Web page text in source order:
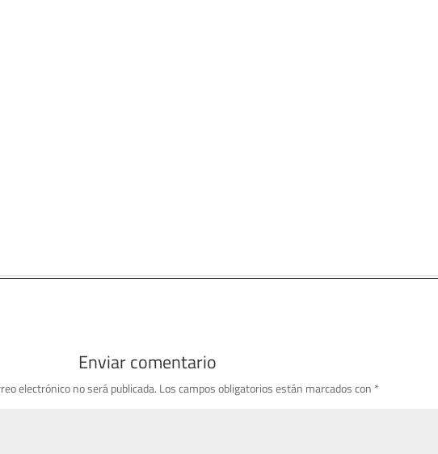
Enviar comentario
electrónico no será publicada. Los campos obligatorios están marcados con *